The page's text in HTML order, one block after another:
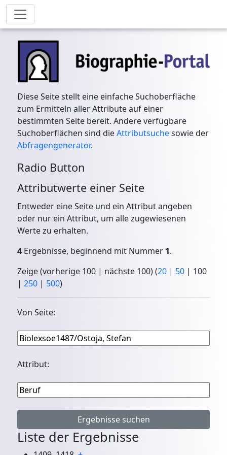
Diese Seite stellt eine einfache Suchoberfläche
zum Ermitteln aller Attribute auf einer
bestimmten Seite bereit. Andere verfügbare
Suchoberflächen sind dieAttributsuchesowie der
Abfragengenerator.
Radio Button
Attributwerte einer Seite
Entweder eine Seite und ein Attribut angeben
oder nur ein Attribut, um alle zugewiesenen
Werte zu erhalten.
4 Ergebnisse, beginnend mit Nummer 1.
Zeige (vorherige 100 | nächste 100) (20 | 50 | 100
|250 | 500)
Von Seite:
Attribut:
Liste der Ergebnisse